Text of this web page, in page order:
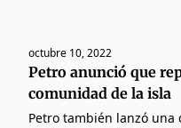
octubre 10, 2022
Petro anunció que
comunidad de la isla
Petro también lanzó